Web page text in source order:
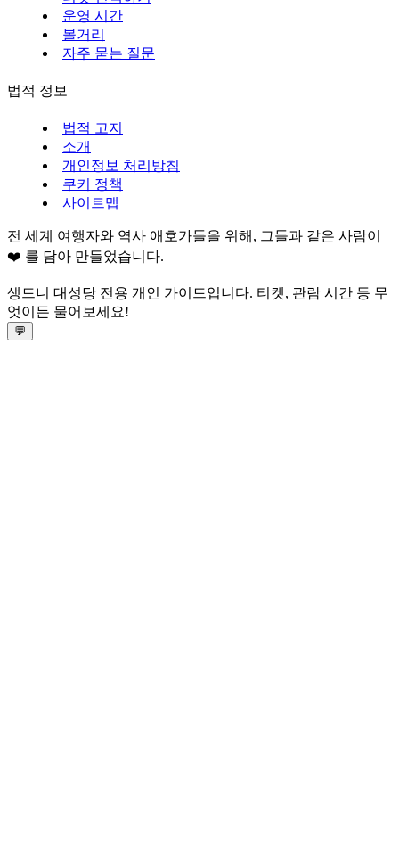
운영 시간
볼거리
자주 묻는 질문
법적 정보
법적 고지
소개
개인정보 처리방침
쿠키 정책
사이트맵
전 세계 여행자와 역사 애호가들을 위해, 그들과 같은 사람이
❤️ 를 담아 만들었습니다.
생드니 대성당 전용 개인 가이드입니다. 티켓, 관람 시간 등 무
엇이든 물어보세요!
💬